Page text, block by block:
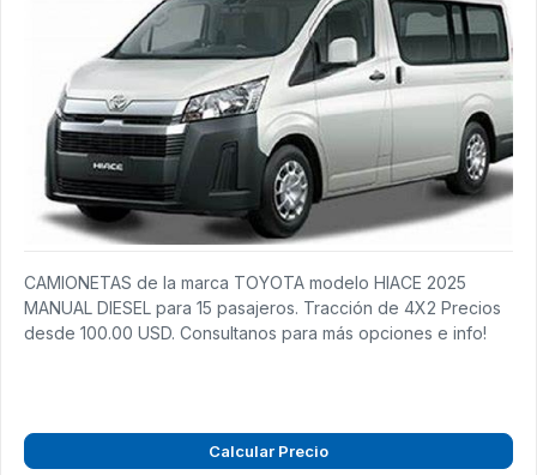
CAMIONETAS de la marca TOYOTA modelo HIACE 2025
MANUAL DIESEL para 15 pasajeros. Tracción de 4X2 Precios
desde 100.00 USD. Consultanos para más opciones e info!
Calcular Precio